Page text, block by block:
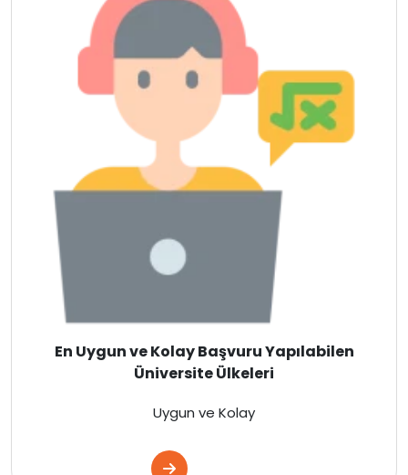
Danimarka
Avustralya
Hollanda
İngiltere
İrlanda
En Uygun ve Kolay Başvuru Yapılabilen
Üniversite Ülkeleri
Uygun ve Kolay